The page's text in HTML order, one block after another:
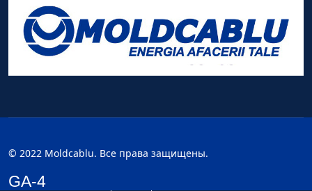
© 2022 Moldcablu. Все права защищены.
GA-4